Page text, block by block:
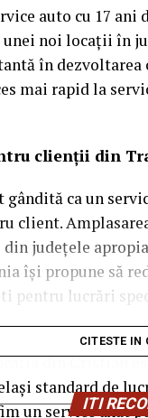
auto cu 17
unei noi locații în
în
mai rapid la
clienții din
gândită ca un
client.
județele
își propune să
pentru lucrări
din toată țara,
din
standard de
un service axat
CITESTE IN
ITI